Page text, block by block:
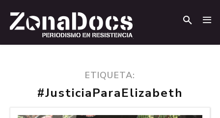
ETIQUETA:
#JusticiaParaElizabeth